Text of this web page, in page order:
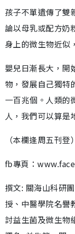
孩子不單遺傳了雙
論以母乳或配方奶
身上的微生物近似
嬰兒日漸長大，開
物，發展自己獨特
一百兆個。人類的
人，我們可以算是
（本欄逢周五刊登）
fb專頁：
撰文: 關海山科研
授、中醫學院名譽
討益生菌及微生物